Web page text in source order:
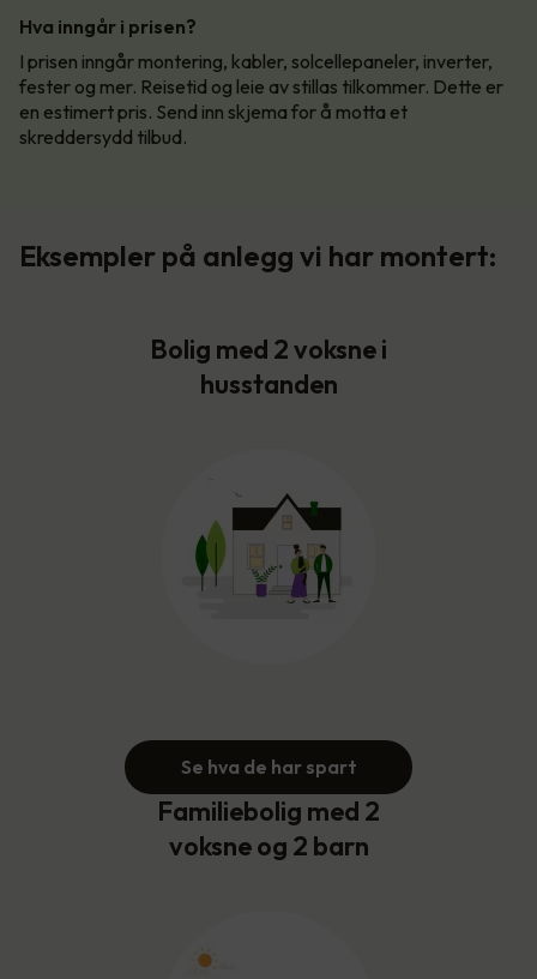
Hva inngår i prisen?
I prisen inngår montering, kabler, solcellepaneler, inverter,
fester og mer. Reisetid og leie av stillas tilkommer. Dette er
en estimert pris. Send inn skjema for å motta et
skreddersydd tilbud.
Eksempler på anlegg vi har montert:
Bolig med 2 voksne i
husstanden
Se hva de har spart
Familiebolig med 2
voksne og 2 barn